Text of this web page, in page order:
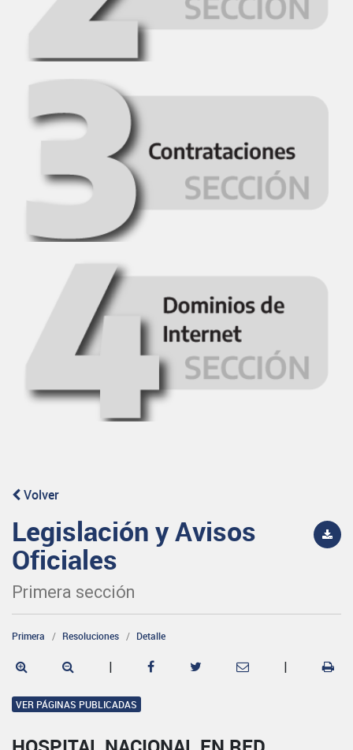
Volver
Legislación y Avisos
Oficiales
Primera sección
Primera Resoluciones Detalle
| |
VER PÁGINAS PUBLICADAS